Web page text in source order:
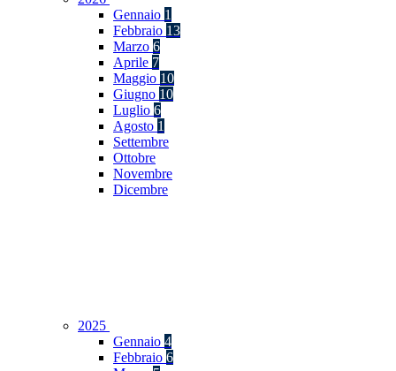
Gennaio 1
Febbraio 13
Marzo 6
Aprile 7
Maggio 10
Giugno 10
Luglio 6
Agosto 1
Settembre
Ottobre
Novembre
Dicembre
2025
Gennaio 4
Febbraio 6